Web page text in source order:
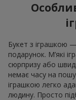
Букет з іграшкою
подарунок. М’які
сюрпризу або
немає часу на
іграшкою легко
людину. Просто